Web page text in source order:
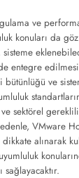
ve
konuları da
entegre
ve
sektörel
VMware
alınarak
sağlayacaktır.